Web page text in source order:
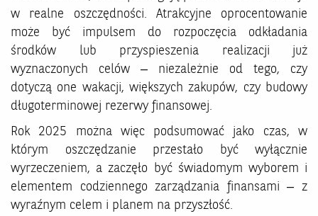
w realne oszczędności. Atrakcyjne oprocentowanie
może być impulsem do rozpoczęcia odkładania
środków lub przyspieszenia realizacji już
wyznaczonych celów – niezależnie od tego, czy
dotyczą one wakacji, większych zakupów, czy budowy
długoterminowej rezerwy finansowej.
Rok 2025 można więc podsumować jako czas, w
którym oszczędzanie przestało być wyłącznie
wyrzeczeniem, a zaczęło być świadomym wyborem i
elementem codziennego zarządzania finansami – z
wyraźnym celem i planem na przyszłość.